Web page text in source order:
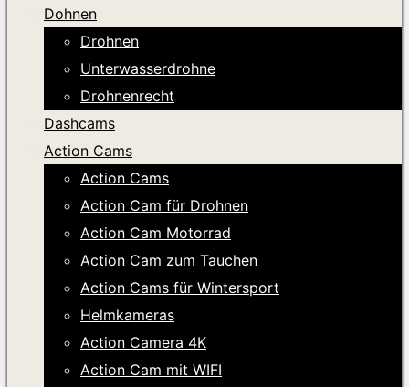
Dohnen
Drohnen
Unterwasserdrohne
Drohnenrecht
Dashcams
Action Cams
Action Cams
Action Cam für Drohnen
Action Cam Motorrad
Action Cam zum Tauchen
Action Cams für Wintersport
Helmkameras
Action Camera 4K
Action Cam mit WIFI